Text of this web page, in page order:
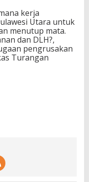
kerja
Utara untuk
menutup mata.
dan DLH?,
pengrusakan
Turangan